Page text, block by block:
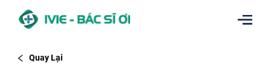
Quay Lại